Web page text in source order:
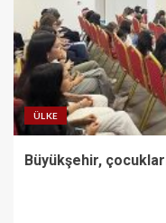
ÜLKE
Büyükşehir,